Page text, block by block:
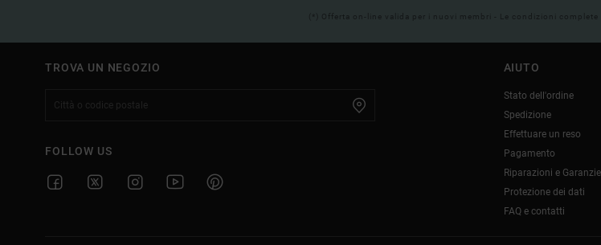
(*) Offerta on-line valida per i nuovi membri - Le condizioni
TROVA UN NEGOZIO
FOLLOW US
AIUTO
Stato dell'ordine
Spedizione
Effettuare un reso
Pagamento
Riparazioni e Garanzie
Protezione dei dati
FAQ e contatti